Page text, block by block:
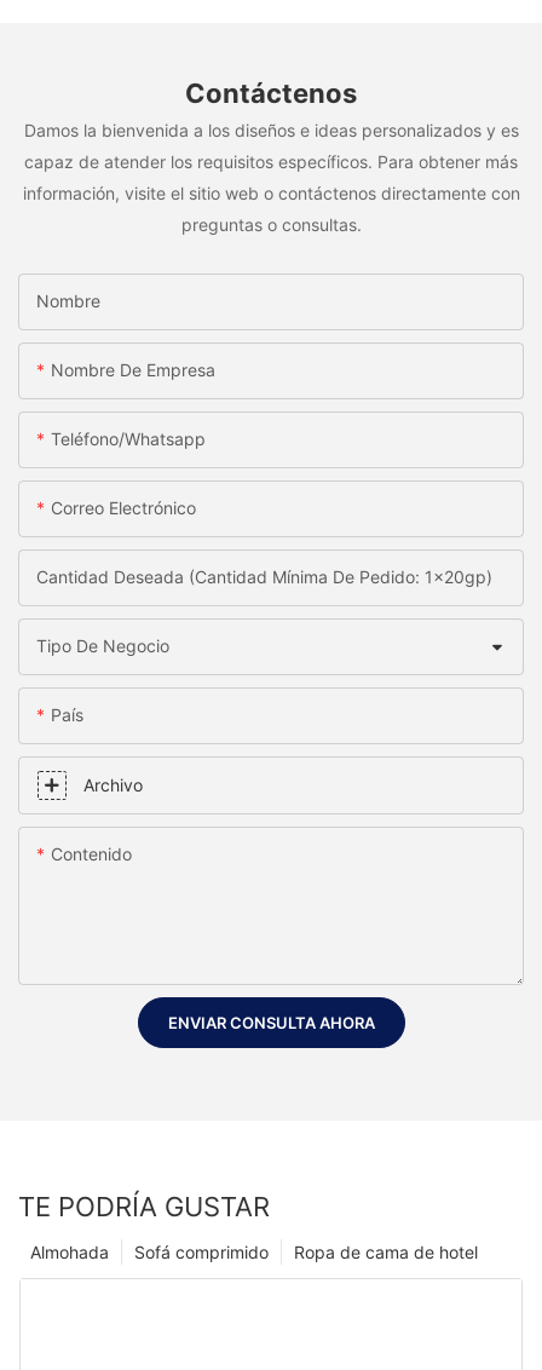
Contáctenos
Damos la bienvenida a los diseños e ideas personalizados y es
capaz de atender los requisitos específicos. Para obtener más
información, visite el sitio web o contáctenos directamente con
preguntas o consultas.
Nombre
Nombre De Empresa
Teléfono/whatsapp
Correo Electrónico
Cantidad Deseada (Cantidad Mínima De Pedido: 1x20gp)
Tipo De Negocio
País
Archivo
Contenido
ENVIAR CONSULTA AHORA
TE PODRÍA GUSTAR
Ropa de cama de hotel
Sofá comprimido
Almohada